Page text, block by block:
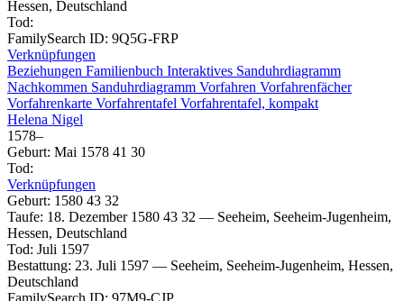
Hessen, Deutschland
Tod:
FamilySearch ID: 9Q5G-FRP
Verknüpfungen
Beziehungen Familienbuch Interaktives Sanduhrdiagramm
Nachkommen Sanduhrdiagramm Vorfahren Vorfahrenfächer
Vorfahrenkarte Vorfahrentafel Vorfahrentafel, kompakt
Helena Nigel
1578–
Geburt: Mai 1578 41 30
Tod:
Verknüpfungen
Geburt: 1580 43 32
Taufe: 18. Dezember 1580 43 32 — Seeheim, Seeheim-Jugenheim,
Hessen, Deutschland
Tod: Juli 1597
Bestattung: 23. Juli 1597 — Seeheim, Seeheim-Jugenheim, Hessen,
Deutschland
FamilySearch ID: 97M9-CJP